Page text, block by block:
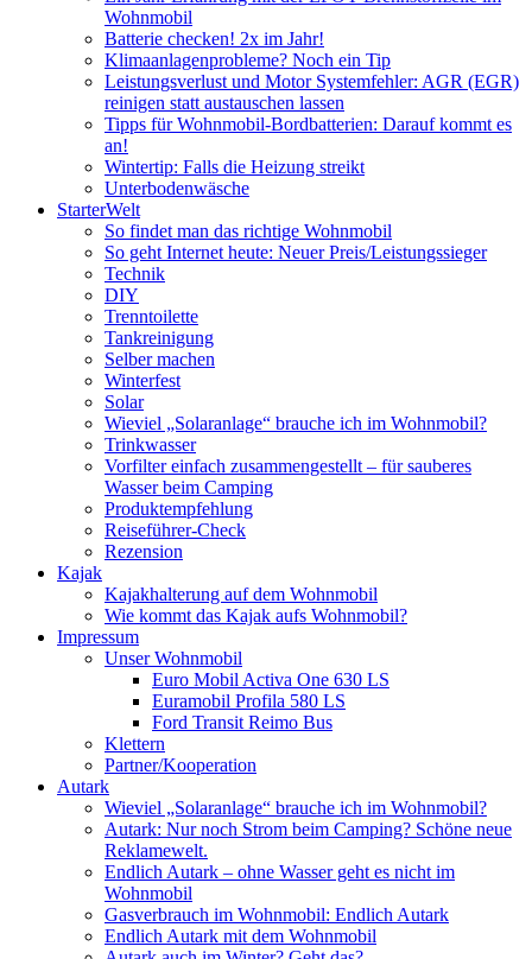
Wohnmobil
Batterie checken! 2x im Jahr!
Klimaanlagenprobleme? Noch ein Tip
Leistungsverlust und Motor Systemfehler: AGR (EGR)
reinigen statt austauschen lassen
Tipps für Wohnmobil-Bordbatterien: Darauf kommt es
an!
Wintertip: Falls die Heizung streikt
Unterbodenwäsche
StarterWelt
So findet man das richtige Wohnmobil
So geht Internet heute: Neuer Preis/Leistungssieger
Technik
DIY
Trenntoilette
Tankreinigung
Selber machen
Winterfest
Solar
Wieviel „Solaranlage“ brauche ich im Wohnmobil?
Trinkwasser
Vorfilter einfach zusammengestellt – für sauberes
Wasser beim Camping
Produktempfehlung
Reiseführer-Check
Rezension
Kajak
Kajakhalterung auf dem Wohnmobil
Wie kommt das Kajak aufs Wohnmobil?
Impressum
Unser Wohnmobil
Euro Mobil Activa One 630 LS
Euramobil Profila 580 LS
Ford Transit Reimo Bus
Klettern
Partner/Kooperation
Autark
Wieviel „Solaranlage“ brauche ich im Wohnmobil?
Autark: Nur noch Strom beim Camping? Schöne neue
Reklamewelt.
Endlich Autark – ohne Wasser geht es nicht im
Wohnmobil
Gasverbrauch im Wohnmobil: Endlich Autark
Endlich Autark mit dem Wohnmobil